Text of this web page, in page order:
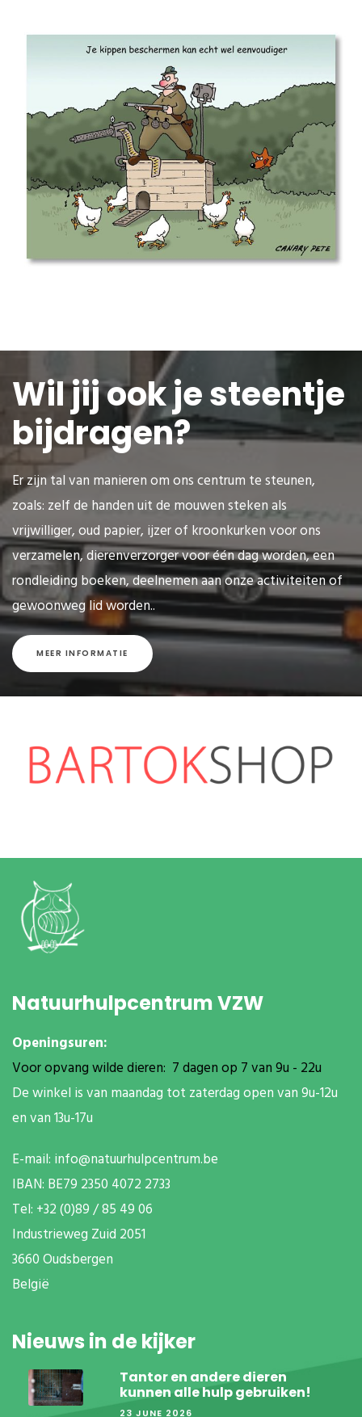
Wil jij ook je steentje
bijdragen?
Er zijn tal van manieren om ons centrum te steunen,
zoals: zelf de handen uit de mouwen steken als
vrijwilliger, oud papier, ijzer of kroonkurken voor ons
verzamelen, dierenverzorger voor één dag worden, een
rondleiding boeken, deelnemen aan onze activiteiten of
gewoonweg lid worden..
MEER INFORMATIE
Natuurhulpcentrum VZW
Openingsuren:
Voor opvang wilde dieren: 7 dagen op 7 van 9u - 22u
De winkel is van maandag tot zaterdag open van 9u-12u
en van 13u-17u
E-mail: info@natuurhulpcentrum.be
IBAN: BE79 2350 4072 2733
Tel: +32 (0)89 / 85 49 06
Industrieweg Zuid 2051
3660 Oudsbergen
België
Nieuws in de kijker
Tantor en andere dieren
kunnen alle hulp gebruiken!
23 JUNE 2026